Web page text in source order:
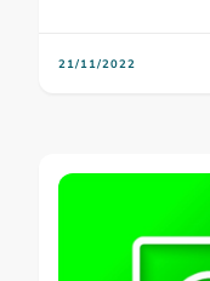
21/11/2022